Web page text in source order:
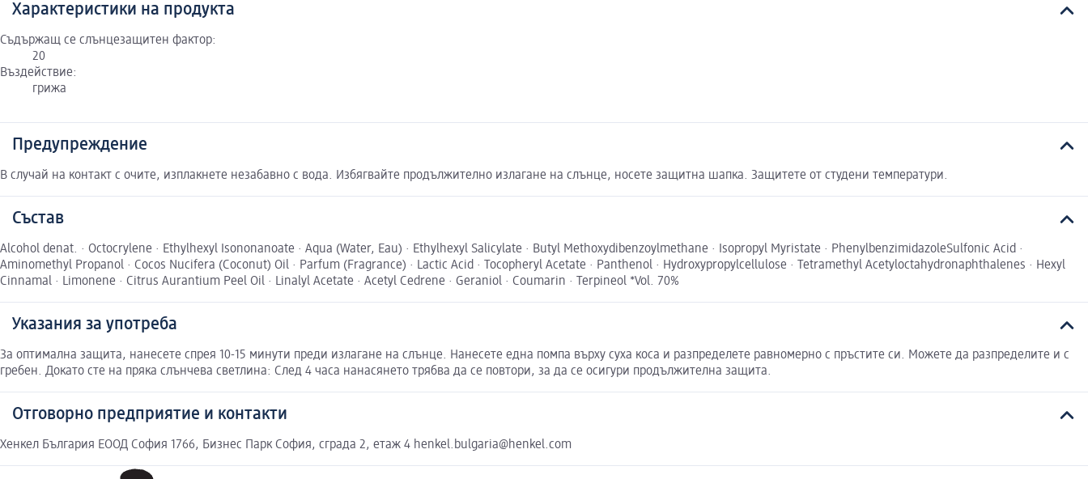
Характеристики на продукта
Съдържащ се слънцезащитен фактор:
20
Въздействие:
грижа
Предупреждение
В случай на контакт с очите, изплакнете незабавно с вода. Избягвайте продължително излагане на слънце, носете защитна шапка. Защитете от студени температури.
Състав
Alcohol denat. · Octocrylene · Ethylhexyl Isononanoate · Aqua (Water, Eau) · Ethylhexyl Salicylate · Butyl Methoxydibenzoylmethane · Isopropyl Myristate · PhenylbenzimidazoleSulfonic Acid ·
Aminomethyl Propanol · Cocos Nucifera (Coconut) Oil · Parfum (Fragrance) · Lactic Acid · Tocopheryl Acetate · Panthenol · Hydroxypropylcellulose · Tetramethyl Acetyloctahydronaphthalenes · Hexyl
Cinnamal · Limonene · Citrus Aurantium Peel Oil · Linalyl Acetate · Acetyl Cedrene · Geraniol · Coumarin · Terpineol *Vol. 70%
Указания за употреба
За оптимална защита, нанесете спрея 10-15 минути преди излагане на слънце. Нанесете една помпа върху суха коса и разпределете равномерно с пръстите си. Можете да разпределите и с
гребен. Докато сте на пряка слънчева светлина: След 4 часа нанасянето трябва да се повтори, за да се осигури продължителна защита.
Отговорно предприятие и контакти
Хенкел България ЕООД София 1766, Бизнес Парк София, сграда 2, етаж 4 henkel.bulgaria@henkel.com